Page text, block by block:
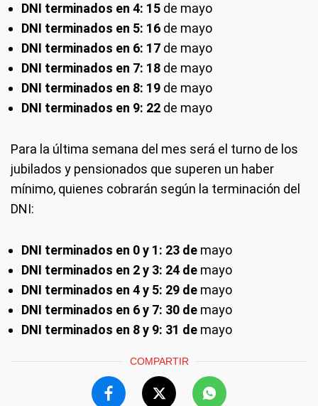
DNI terminados en 4: 15 de mayo
DNI terminados en 5: 16 de mayo
DNI terminados en 6: 17 de mayo
DNI terminados en 7: 18 de mayo
DNI terminados en 8: 19 de mayo
DNI terminados en 9: 22 de mayo
Para la última semana del mes será el turno de los
jubilados y pensionados que superen un haber
mínimo, quienes cobrarán según la terminación del
DNI:
DNI terminados en 0 y 1: 23 de mayo
DNI terminados en 2 y 3: 24 de mayo
DNI terminados en 4 y 5: 29 de mayo
DNI terminados en 6 y 7: 30 de mayo
DNI terminados en 8 y 9: 31 de mayo
COMPARTIR